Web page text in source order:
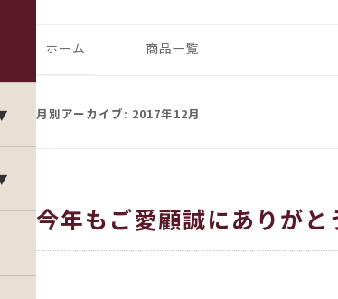
ン
ツ
ッ
フランス、イタリア
ランドの「都繊維」
ホーム 商品一覧
月別アーカイブ: 2017年12月
今年もご愛顧誠にありがと